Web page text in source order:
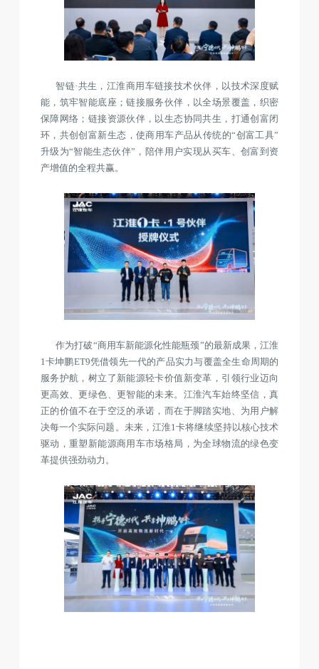
智链·共生，江淮商用车链接技术伙伴，以技术深度赋
能，筑牢智能底座；链接服务伙伴，以全场景覆盖，织密
保障网络；链接资源伙伴，以生态协同共生，打通创富闭
环，共创创富新生态，使商用车产品从传统的“创富工具”
升级为“智能生态伙伴”，陪伴用户实现从买车、创富到资
产增值的全程共赢。
作为打破“商用车新能源化性能瓶颈”的最新成果，江淮
1卡坤鹏ET9凭借领先一代的产品实力与覆盖全生命周期的
服务护航，树立了新能源轻卡价值新变革，引领行业迈向
更高效、更绿色、更智能的未来。江淮汽车始终坚信，真
正的价值不在于空泛的承诺，而在于脚踏实地、为用户解
决每一个实际问题。未来，江淮1卡将继续坚持以核心技术
驱动，重塑新能源商用车市场格局，为全球物流的绿色变
革提供强劲动力。